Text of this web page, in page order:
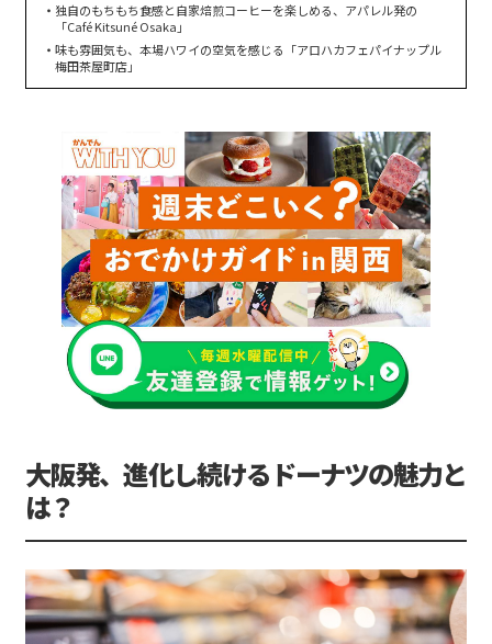
独自のもちもち食感と自家焙煎コーヒーを楽しめる、アパレル発の
「Café Kitsuné Osaka」
味も雰囲気も、本場ハワイの空気を感じる「アロハカフェパイナップル
梅田茶屋町店」
大阪発、進化し続けるドーナツの魅力と
は？